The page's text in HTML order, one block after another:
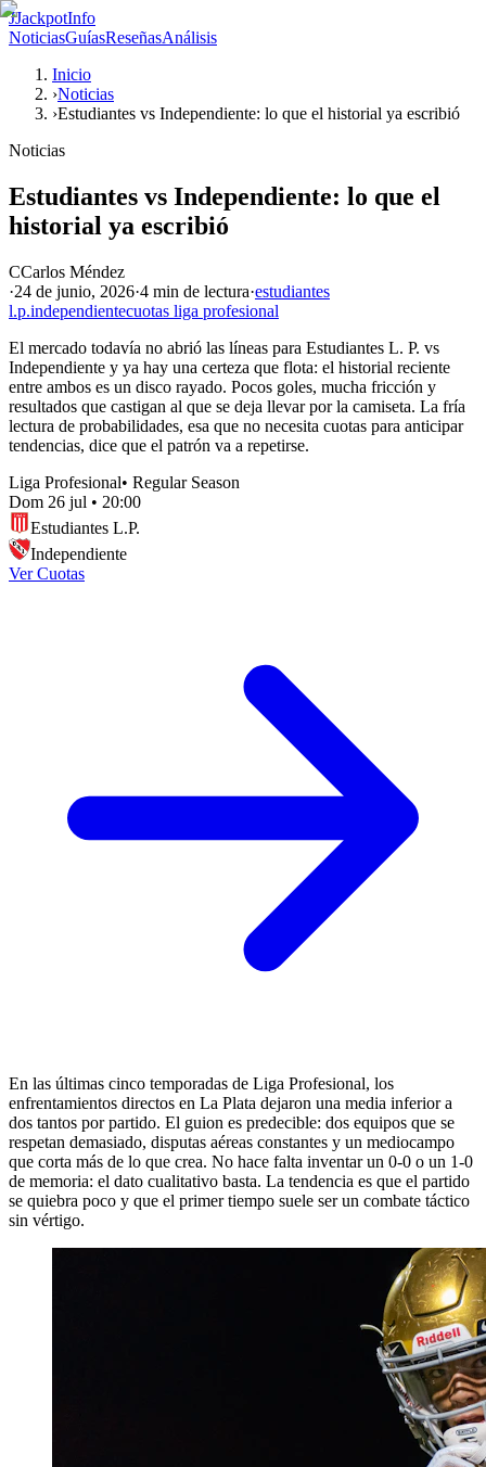
JJackpotInfo
NoticiasGuíasReseñasAnálisis
Inicio
›Noticias
›Estudiantes vs Independiente: lo que el historial ya escribió
Noticias
Estudiantes vs Independiente: lo que el
historial ya escribió
CCarlos Méndez
·24 de junio, 2026·4 min de lectura·estudiantes
l.p.independientecuotas liga profesional
El mercado todavía no abrió las líneas para Estudiantes L. P. vs
Independiente y ya hay una certeza que flota: el historial reciente
entre ambos es un disco rayado. Pocos goles, mucha fricción y
resultados que castigan al que se deja llevar por la camiseta. La fría
lectura de probabilidades, esa que no necesita cuotas para anticipar
tendencias, dice que el patrón va a repetirse.
Liga Profesional• Regular Season
Dom 26 jul • 20:00
Estudiantes L.P.
Independiente
Ver Cuotas
En las últimas cinco temporadas de Liga Profesional, los
enfrentamientos directos en La Plata dejaron una media inferior a
dos tantos por partido. El guion es predecible: dos equipos que se
respetan demasiado, disputas aéreas constantes y un mediocampo
que corta más de lo que crea. No hace falta inventar un 0-0 o un 1-0
de memoria: el dato cualitativo basta. La tendencia es que el partido
se quiebra poco y que el primer tiempo suele ser un combate táctico
sin vértigo.